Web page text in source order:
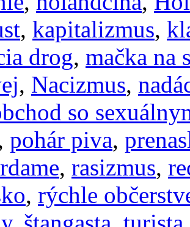
, kapitalizmus,
drog, mačka na
, Nacizmus,
so
pohár piva,
, rasizmus,
, rýchle